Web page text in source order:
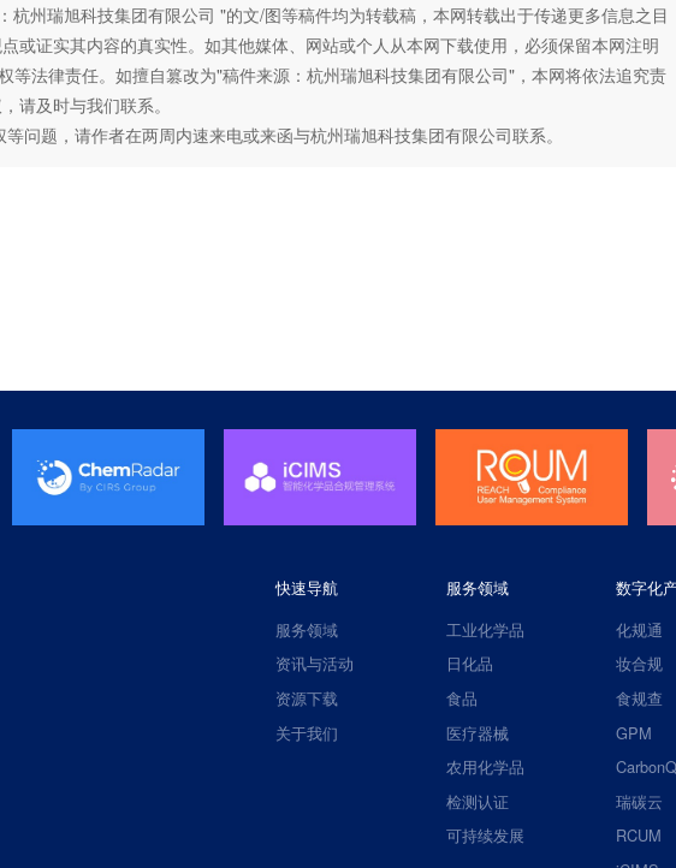
州瑞旭科技集团有限公司 "的文/图等稿件均为转载稿，本网转载出于传递更多信息之目
或证实其内容的真实性。如其他媒体、网站或个人从本网下载使用，必须保留本网注明
等法律责任。如擅自篡改为"稿件来源：杭州瑞旭科技集团有限公司"，本网将依法追究责
请及时与我们联系。
问题，请作者在两周内速来电或来函与杭州瑞旭科技集团有限公司联系。
快速导航
服务领域
资讯与活动
资源下载
关于我们
服务领域
工业化学品
日化品
食品
医疗器械
农用化学品
检测认证
可持续发展
数字化
化规通
妆合规
食规查
GPM
瑞碳云
RCUM